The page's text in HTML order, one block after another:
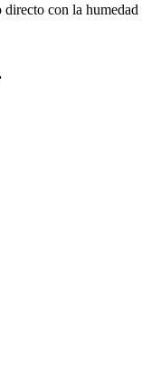
directo con la humedad